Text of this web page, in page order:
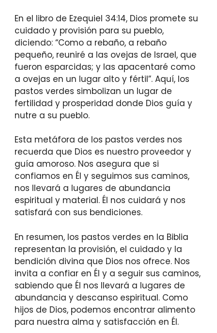
En el libro de Ezequiel 34:14, Dios promete su
cuidado y provisión para su pueblo,
diciendo: “Como a rebaño, a rebaño
pequeño, reuniré a las ovejas de Israel, que
fueron esparcidas; y las apacentaré como
a ovejas en un lugar alto y fértil”. Aquí, los
pastos verdes simbolizan un lugar de
fertilidad y prosperidad donde Dios guía y
nutre a su pueblo.
Esta metáfora de los pastos verdes nos
recuerda que Dios es nuestro proveedor y
guía amoroso. Nos asegura que si
confiamos en Él y seguimos sus caminos,
nos llevará a lugares de abundancia
espiritual y material. Él nos cuidará y nos
satisfará con sus bendiciones.
En resumen, los pastos verdes en la Biblia
representan la provisión, el cuidado y la
bendición divina que Dios nos ofrece. Nos
invita a confiar en Él y a seguir sus caminos,
sabiendo que Él nos llevará a lugares de
abundancia y descanso espiritual. Como
hijos de Dios, podemos encontrar alimento
para nuestra alma y satisfacción en Él.